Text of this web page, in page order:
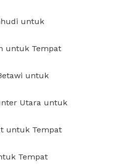
untuk
untuk Tempat
untuk
Utara untuk
untuk Tempat
Tempat